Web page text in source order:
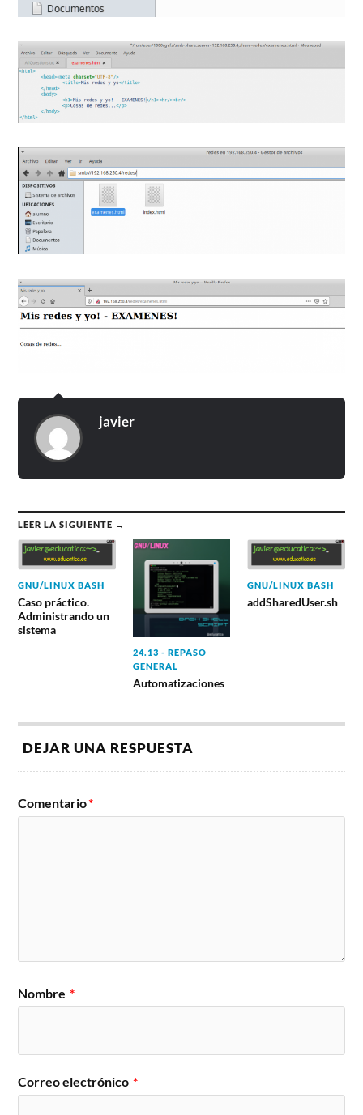
javier
LEER LA SIGUIENTE →
GNU/LINUX BASH
Caso práctico.
Administrando un
sistema
24.13 - REPASO
GENERAL
Automatizaciones
GNU/LINUX BASH
addSharedUser.sh
DEJAR UNA RESPUESTA
Comentario*
Nombre *
Correo electrónico *